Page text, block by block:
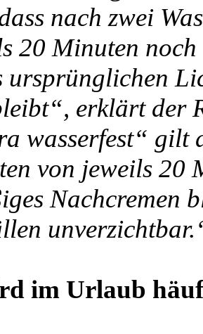
nach zwei
20 Minuten noch
ursprünglichen
erklärt der
wasserfest“ gilt
von jeweils 20
Nachcremen
im Urlaub